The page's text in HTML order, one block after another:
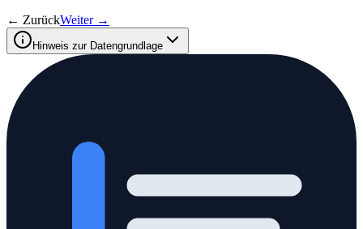
← ZurückWeiter →
Hinweis zur Datengrundlage